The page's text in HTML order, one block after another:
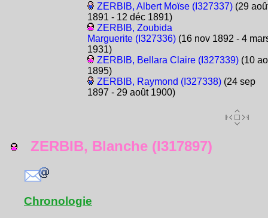
ZERBIB, Albert Moïse (I327337)(29
1891 - 12 déc 1891)
ZERBIB, Zoubida
Marguerite (I327336)(16 nov 1892 - 4
1931)
ZERBIB, Bellara Claire (I327339)(10
1895)
ZERBIB, Raymond (I327338)(24 sep
1897 - 29 août 1900)
ZERBIB, Blanche (I317897)
Chronologie